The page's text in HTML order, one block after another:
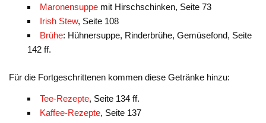
Maronensuppemit Hirschschinken, Seite 73
Irish Stew, Seite 108
Brühe: Hühnersuppe, Rinderbrühe, Gemüsefond, Seite
142 ff.
Für die Fortgeschrittenen kommen diese Getränke hinzu:
Tee-Rezepte, Seite 134 ff.
Kaffee-Rezepte, Seite 137